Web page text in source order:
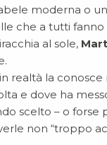
moderna o
che a tutti
al sole,
in realtà la
e dove ha
scelto – o forse
non “troppo